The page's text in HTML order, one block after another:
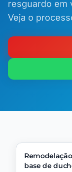
resguardo em
Veja o
ANTES(4)
base de